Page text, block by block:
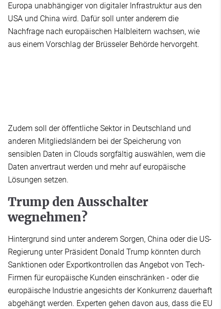
Europa unabhängiger von digitaler Infrastruktur aus den
USA und China wird. Dafür soll unter anderem die
Nachfrage nach europäischen Halbleitern wachsen, wie
aus einem Vorschlag der Brüsseler Behörde hervorgeht.
Zudem soll der öffentliche Sektor in Deutschland und
anderen Mitgliedsländern bei der Speicherung von
sensiblen Daten in Clouds sorgfältig auswählen, wem die
Daten anvertraut werden und mehr auf europäische
Lösungen setzen.
Trump den Ausschalter
wegnehmen?
Hintergrund sind unter anderem Sorgen, China oder die US-
Regierung unter Präsident Donald Trump könnten durch
Sanktionen oder Exportkontrollen das Angebot von Tech-
Firmen für europäische Kunden einschränken - oder die
europäische Industrie angesichts der Konkurrenz dauerhaft
abgehängt werden. Experten gehen davon aus, dass die EU